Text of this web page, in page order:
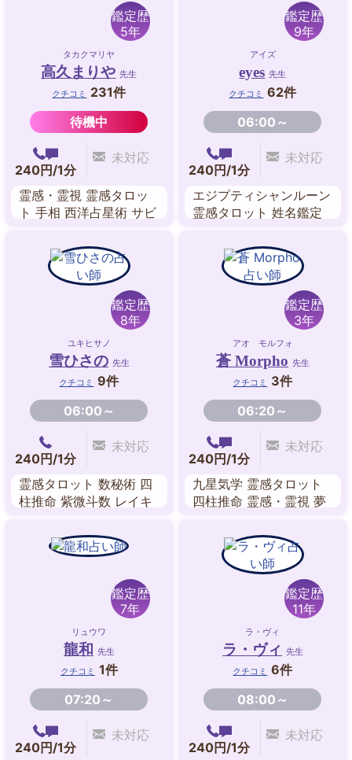
鑑定歴
5年
タカクマリヤ
高久まりや 先生
クチコミ
231件
待機中
240円/1分
未対応
霊感・霊視 霊感タロッ
ト 手相 西洋占星術 サビ
ピリチュアル・リーディ
ング チャネリング 故人
鑑定歴
9年
アイズ
eyes 先生
クチコミ
62件
06:00～
240円/1分
未対応
エジプティシャンルーン
霊感タロット 姓名鑑定
タロット ビブリオマン
鑑定歴
8年
ユキヒサノ
雪ひさの 先生
クチコミ
9件
06:00～
240円/1分
未対応
霊感タロット 数秘術 四
柱推命 紫微斗数 レイキ
判断 ルノルマンカード
鑑定歴
3年
アオ モルフォ
蒼 Morpho 先生
クチコミ
3件
06:20～
240円/1分
未対応
九星気学 霊感タロット
四柱推命 霊感・霊視 夢
鑑定歴
7年
リュウワ
龍和 先生
クチコミ 1件
07:20～
240円/1分
未対応
鑑定歴
11年
ラ・ヴィ
ラ・ヴィ 先生
クチコミ
6件
08:00～
240円/1分
未対応